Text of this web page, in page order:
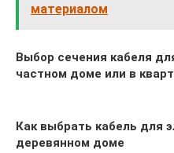
материалом
Выбор сечения кабеля
частном доме или в
Как выбрать кабель для
деревянном доме